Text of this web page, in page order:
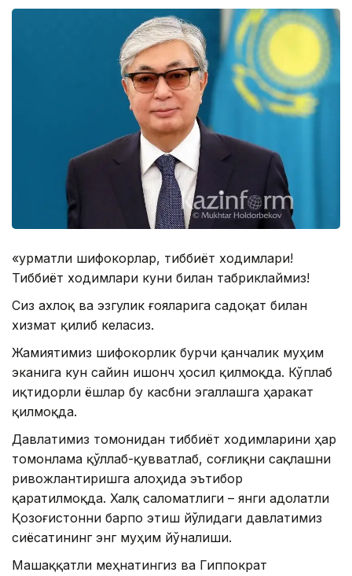
«Ҳурматли шифокорлар, тиббиёт ходимлари!
Тиббиёт ходимлари куни билан табриклаймиз!
Сиз ахлоқ ва эзгулик ғояларига садоқат билан
хизмат қилиб келасиз.
Жамиятимиз шифокорлик бурчи қанчалик муҳим
эканига кун сайин ишонч ҳосил қилмоқда. Кўплаб
иқтидорли ёшлар бу касбни эгаллашга ҳаракат
қилмоқда.
Давлатимиз томонидан тиббиёт ходимларини ҳар
томонлама қўллаб-қувватлаб, соғлиқни сақлашни
ривожлантиришга алоҳида эътибор
қаратилмоқда. Халқ саломатлиги – янги адолатли
Қозоғистонни барпо этиш йўлидаги давлатимиз
сиёсатининг энг муҳим йўналиши.
Машаққатли меҳнатингиз ва Гиппократ